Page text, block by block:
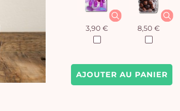
AJOUTER AU PANIER
3,90 € 8,50 €